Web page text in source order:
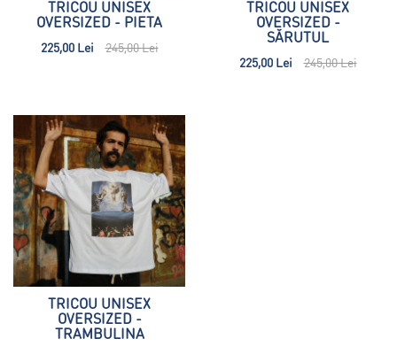
TRICOU UNISEX
OVERSIZED - PIETA
225,00 Lei 245,00 Lei
TRICOU UNISEX
OVERSIZED -
SĂRUTUL
225,00 Lei 245,00 Lei
TRICOU UNISEX
OVERSIZED -
TRAMBULINA